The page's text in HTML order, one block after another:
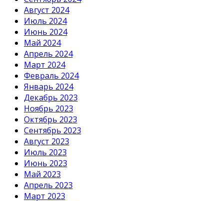
Август 2024
Июль 2024
Июнь 2024
Май 2024
Апрель 2024
Март 2024
Февраль 2024
Январь 2024
Декабрь 2023
Ноябрь 2023
Октябрь 2023
Сентябрь 2023
Август 2023
Июль 2023
Июнь 2023
Май 2023
Апрель 2023
Март 2023